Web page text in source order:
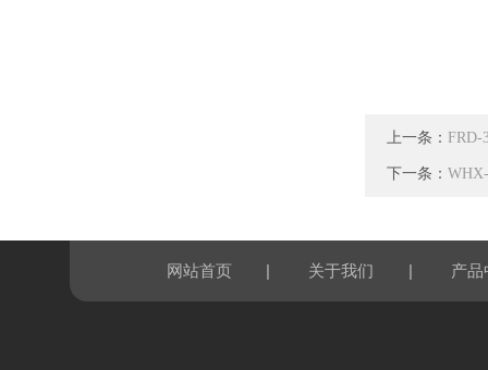
上一条： FRD-
下一条：
网站首页 | 关于我们 | 产品